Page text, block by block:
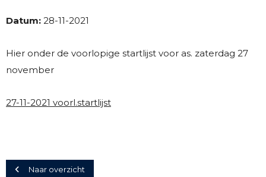
Datum: 28-11-2021
Hier onder de voorlopige startlijst voor as. zaterdag 27
november
27-11-2021 voorl.startlijst
Naar overzicht